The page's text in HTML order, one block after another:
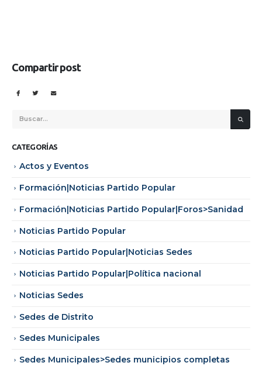
Compartir post
CATEGORÍAS
Actos y Eventos
Formación|Noticias Partido Popular
Formación|Noticias Partido Popular|Foros>Sanidad
Noticias Partido Popular
Noticias Partido Popular|Noticias Sedes
Noticias Partido Popular|Política nacional
Noticias Sedes
Sedes de Distrito
Sedes Municipales
Sedes Municipales>Sedes municipios completas